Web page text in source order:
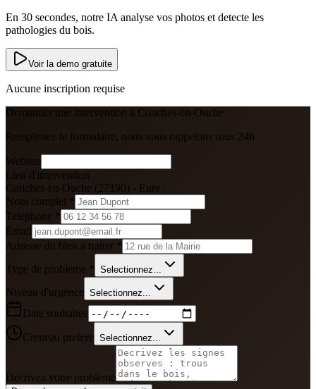
En 30 secondes, notre IA analyse vos photos et detecte les
pathologies du bois.
Voir la demo gratuite
Aucune inscription requise
Demander une intervention a Conches-en-Ouche
Remplissez le formulaire, nous vous rappelons sous 24h
Website
Lieu d'intervention
Conches-en-Ouche (27190 ) - Eure
Nom complet *
Telephone *
Email
Adresse du bien a traiter *
Type de probleme *
Selectionnez...
Niveau d'urgence Selectionnez...
Date souhaitee
Creneau prefere Selectionnez...
Decrivez votre probleme